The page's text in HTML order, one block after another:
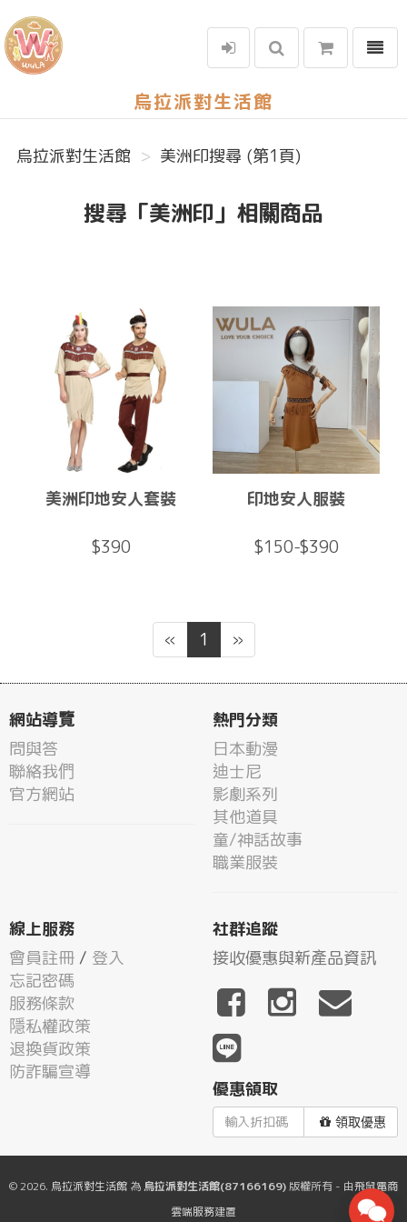
烏拉派對生活館
選單
烏拉派對生活館 美洲印搜尋 (第1頁)
搜尋「美洲印」相關商品
美洲印地安人套裝
$390
印地安人服裝
$150-$390
« 1 »
網站導覽
問與答
聯絡我們
官方網站
熱門分類
日本動漫
迪士尼
影劇系列
其他道具
童/神話故事
職業服裝
線上服務
會員註冊 / 登入
忘記密碼
服務條款
隱私權政策
退換貨政策
防詐騙宣導
社群追蹤
接收優惠與新產品資訊
優惠領取
領取優惠
© 2026. 烏拉派對生活館 為 烏拉派對生活館(87166169)版權所有 - 由飛鼠電商
雲端服務建置